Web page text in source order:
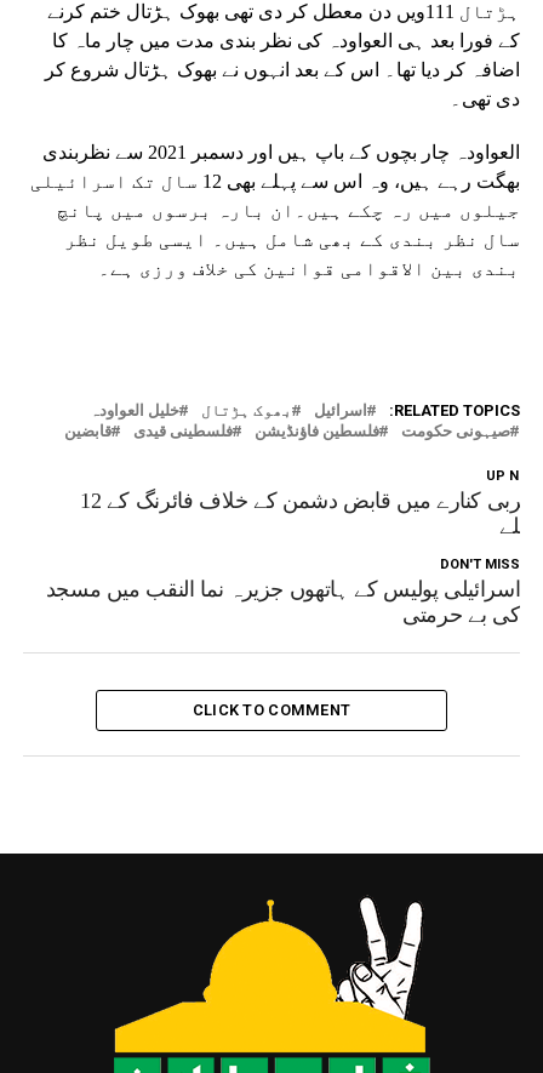
ہڑتال 111ویں دن معطل کر دی تھی بھوک ہڑتال ختم کرنے
کے فورا بعد ہی العواودہ کی نظر بندی مدت میں چار ماہ کا
اضافہ کر دیا تھا۔ اس کے بعد انہوں نے بھوک ہڑتال شروع کر
دی تھی۔
العواودہ چار بچوں کے باپ ہیں اور دسمبر 2021 سے نظربندی
بھگت رہے ہیں، وہ اس سے پہلے بھی 12 سال تک اسرائیلی
جیلوں میں رہ چکے ہیں۔ان بارہ برسوں میں پانچ
سال نظر بندی کے بھی شامل ہیں۔ ایسی طویل نظر
بندی بین الاقوامی قوانین کی خلاف ورزی ہے۔
RELATED TOPICS: اسرائیل بھوک ہڑتال
خلیل العواودہ
صیہونی حکومت
فلسطین فاؤنڈیشن فلسطینی قیدی قابضین
UP
مغربی کنارے میں قابض دشمن کے خلاف فائرنگ کے 12
DON'T MISS
اسرائیلی پولیس کے ہاتھوں جزیرہ نما النقب میں مسجد
کی بے حرمتی
CLICK TO COMMENT